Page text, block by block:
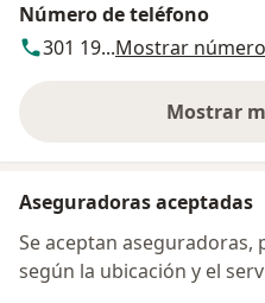
Número de teléfono
301 19...Mostrar
Mostrar
Aseguradoras aceptadas
Se aceptan
según la ubicación y el